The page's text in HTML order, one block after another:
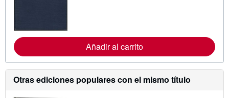
m
i
ó
n
s
Añadir al carrito
Otras ediciones populares con el mismo título